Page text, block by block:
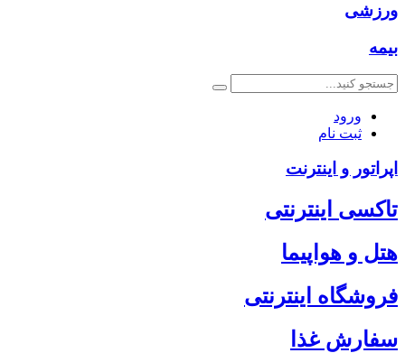
ورزشی
بیمه
ورود
ثبت نام
اپراتور و اینترنت
تاکسی اینترنتی
هتل و هواپیما
فروشگاه اینترنتی
سفارش غذا